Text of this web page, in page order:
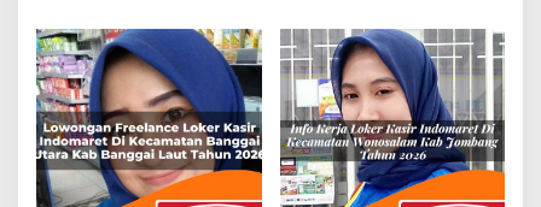
Komering Ulu Selatan
Tahun 2026